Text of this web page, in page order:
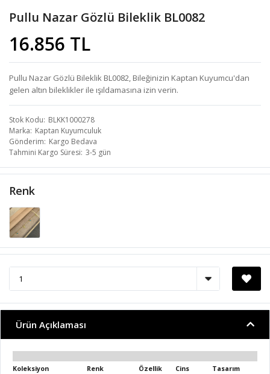
Pullu Nazar Gözlü Bileklik BL0082
16.856 TL
Pullu Nazar Gözlü Bileklik BL0082, Bileğinizin Kaptan Kuyumcu'dan
gelen altın bileklikler ile ışıldamasına izin verin.
Stok Kodu BLKK1000278
Marka Kaptan Kuyumculuk
Gönderim Kargo Bedava
Tahmini Kargo Süresi 3-5 gün
Renk
Ürün Açıklaması
Koleksiyon Renk Özellik Cins Tasarım